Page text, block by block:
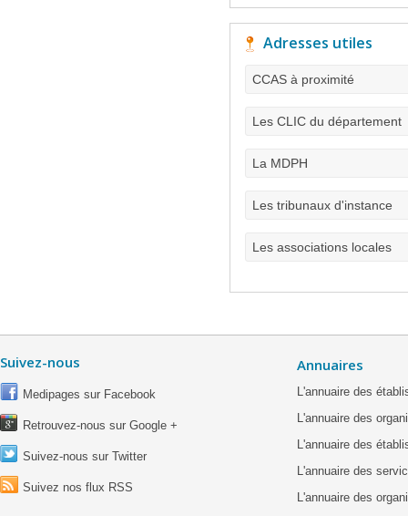
Adresses utiles
CCAS à proximité
Les CLIC du département
La MDPH
Les tribunaux d'instance
Les associations locales
Suivez-nous
Medipages sur Facebook
Retrouvez-nous sur Google +
Suivez-nous sur Twitter
Suivez nos flux RSS
Annuaires
L'annuaire des
L'annuaire des
L'annuaire des
L'annuaire des
L'annuaire des